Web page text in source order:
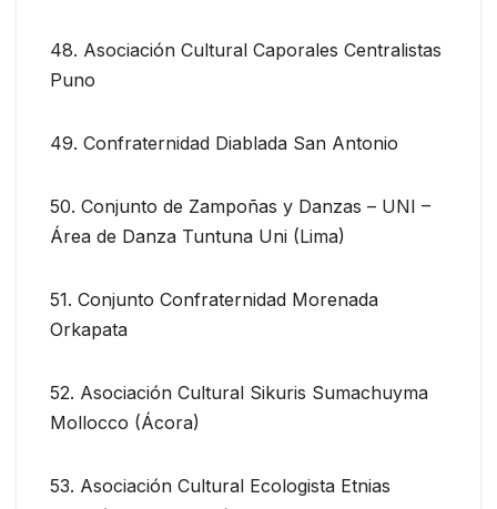
48. Asociación Cultural Caporales Centralistas
Puno
49. Confraternidad Diablada San Antonio
50. Conjunto de Zampoñas y Danzas – UNI –
Área de Danza Tuntuna Uni (Lima)
51. Conjunto Confraternidad Morenada
Orkapata
52. Asociación Cultural Sikuris Sumachuyma
Mollocco (Ácora)
53. Asociación Cultural Ecologista Etnias